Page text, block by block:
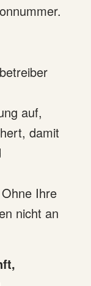
auf,
damit
Ihre
nicht an